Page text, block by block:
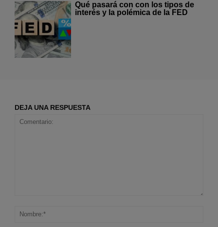
Qué pasará con con los tipos de
interés y la polémica de la FED
DEJA UNA RESPUESTA